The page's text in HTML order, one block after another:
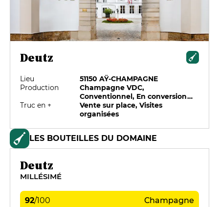
Deutz
Lieu
51150 AŸ-CHAMPAGNE
Production
Champagne VDC,
Conventionnel, En conversion
biologique, HVE
Truc en +
Vente sur place, Visites
organisées
LES BOUTEILLES DU DOMAINE
Deutz
MILLÉSIMÉ
92/100 Champagne